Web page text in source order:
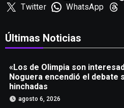
Twitter
WhatsApp
Últimas Noticias
«Los de Olimpia son
Noguera encendió el debate
hinchadas
agosto 6, 2026